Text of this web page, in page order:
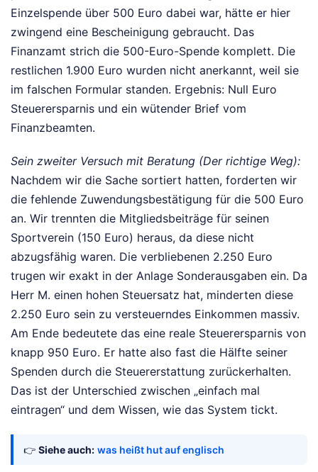
Einzelspende über 500 Euro dabei war, hätte er hier
zwingend eine Bescheinigung gebraucht. Das
Finanzamt strich die 500-Euro-Spende komplett. Die
restlichen 1.900 Euro wurden nicht anerkannt, weil sie
im falschen Formular standen. Ergebnis: Null Euro
Steuerersparnis und ein wütender Brief vom
Finanzbeamten.
Sein zweiter Versuch mit Beratung (Der richtige Weg):
Nachdem wir die Sache sortiert hatten, forderten wir
die fehlende Zuwendungsbestätigung für die 500 Euro
an. Wir trennten die Mitgliedsbeiträge für seinen
Sportverein (150 Euro) heraus, da diese nicht
abzugsfähig waren. Die verbliebenen 2.250 Euro
trugen wir exakt in der Anlage Sonderausgaben ein. Da
Herr M. einen hohen Steuersatz hat, minderten diese
2.250 Euro sein zu versteuerndes Einkommen massiv.
Am Ende bedeutete das eine reale Steuerersparnis von
knapp 950 Euro. Er hatte also fast die Hälfte seiner
Spenden durch die Steuererstattung zurückerhalten.
Das ist der Unterschied zwischen „einfach mal
eintragen“ und dem Wissen, wie das System tickt.
👉 Siehe auch: was heißt hut auf englisch